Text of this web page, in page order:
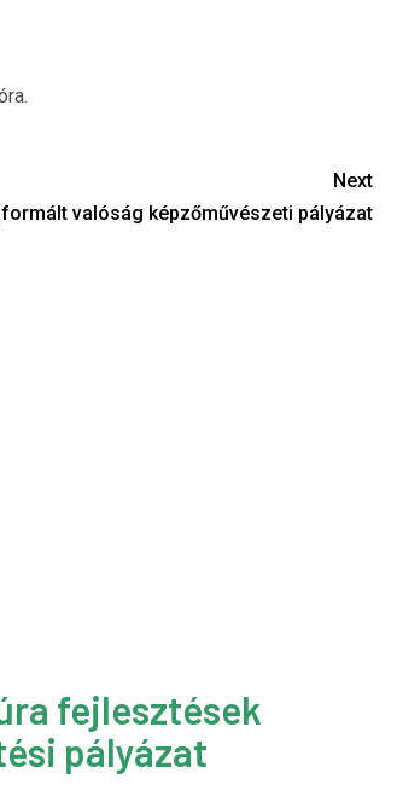
Next
valóság képzőművészeti pályázat
fejlesztések
pályázat